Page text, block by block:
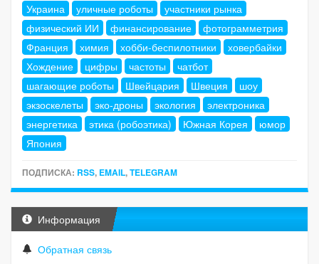
Украина
уличные роботы
участники рынка
физический ИИ
финансирование
фотограмметрия
Франция
химия хобби-беспилотники
ховербайки
Хождение
цифры частоты
чатбот
шагающие роботы
Швейцария Швеция
шоу
экзоскелеты
эко-дроны экология
электроника
энергетика
этика (робоэтика) Южная Корея
юмор
Япония
ПОДПИСКА: RSS, EMAIL,TELEGRAM
Информация
Обратная связь